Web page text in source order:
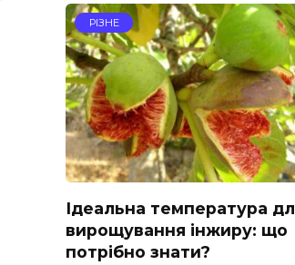
РІЗНЕ
Ідеальна температура
вирощування інжиру: що
потрібно знати?